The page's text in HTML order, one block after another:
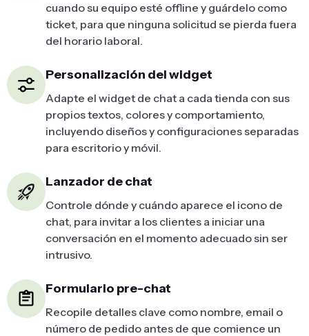
cuando su equipo esté offline y guárdelo como
ticket, para que ninguna solicitud se pierda fuera
del horario laboral.
Personalización del widget
Adapte el widget de chat a cada tienda con sus
propios textos, colores y comportamiento,
incluyendo diseños y configuraciones separadas
para escritorio y móvil.
Lanzador de chat
Controle dónde y cuándo aparece el icono de
chat, para invitar a los clientes a iniciar una
conversación en el momento adecuado sin ser
intrusivo.
Formulario pre-chat
Recopile detalles clave como nombre, email o
número de pedido antes de que comience un